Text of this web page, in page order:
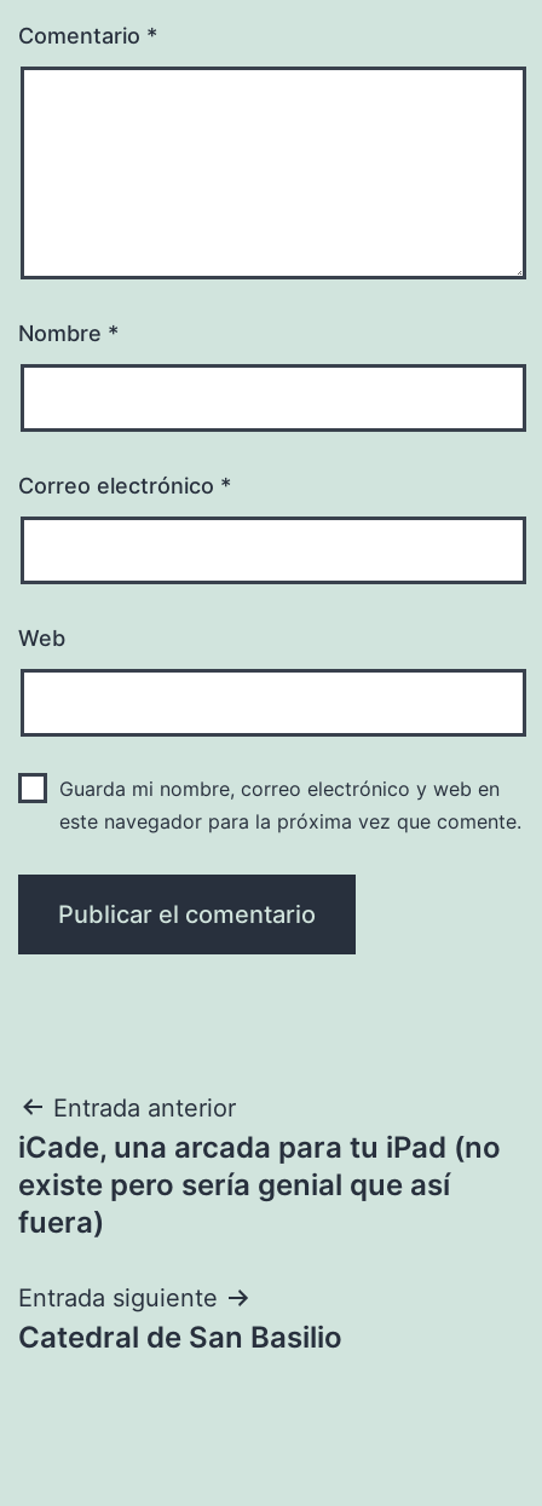
Comentario *
Nombre *
Correo electrónico *
Web
Guarda mi nombre, correo electrónico y web en
este navegador para la próxima vez que comente.
Navegación
de
entradas
Entrada anterior
iCade, una arcada para tu iPad (no
existe pero sería genial que así
fuera)
Entrada siguiente
Catedral de San Basilio